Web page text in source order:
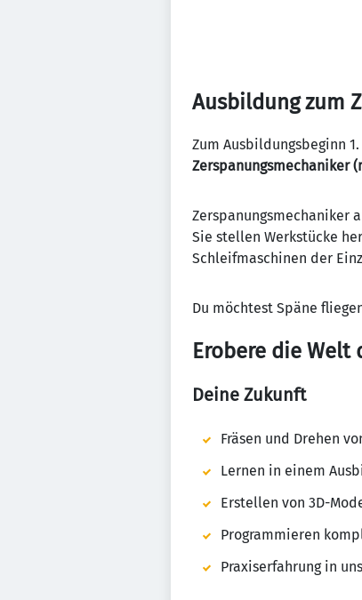
Ausbildung zum
Zum Ausbildungsbeginn
Zerspanungsmechaniker
Zerspanungsmechaniker
Sie stellen Werkstücke
Schleifmaschinen der
Du möchtest Späne
Erobere die
Deine Zukunft
Fräsen und Drehen
Lernen in einem
Erstellen von 3D-
Programmieren
Praxiserfahrung in